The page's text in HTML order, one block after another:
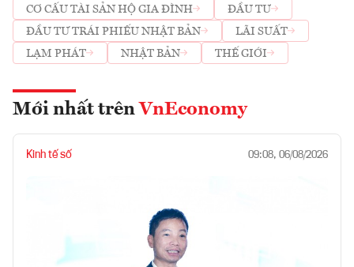
CƠ CẤU TÀI SẢN HỘ GIA ĐÌNH
ĐẦU TƯ
ĐẦU TƯ TRÁI PHIẾU NHẬT BẢN
LÃI SUẤT
LẠM PHÁT
NHẬT BẢN THẾ GIỚI
Mới nhất trên VnEconomy
Kinh tế số 09:08, 06/08/2026